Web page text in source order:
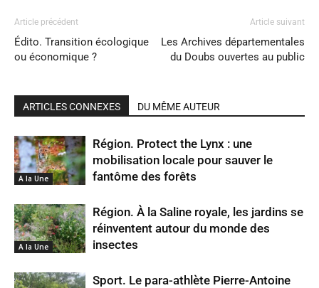
Article précédent
Édito. Transition écologique
ou économique ?
Article suivant
Les Archives départementales
du Doubs ouvertes au public
ARTICLES CONNEXES DU MÊME AUTEUR
A la Une
Région. Protect the Lynx : une
mobilisation locale pour sauver le
fantôme des forêts
A la Une
Région. À la Saline royale, les jardins se
réinventent autour du monde des
insectes
Sport. Le para-athlète Pierre-Antoine